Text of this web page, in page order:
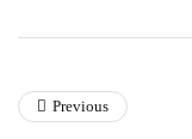
Previous